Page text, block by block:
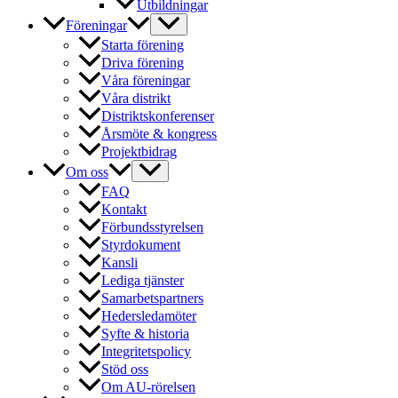
Utbildningar
Föreningar
Starta förening
Driva förening
Våra föreningar
Våra distrikt
Distriktskonferenser
Årsmöte & kongress
Projektbidrag
Om oss
FAQ
Kontakt
Förbundsstyrelsen
Styrdokument
Kansli
Lediga tjänster
Samarbetspartners
Hedersledamöter
Syfte & historia
Integritetspolicy
Stöd oss
Om AU-rörelsen